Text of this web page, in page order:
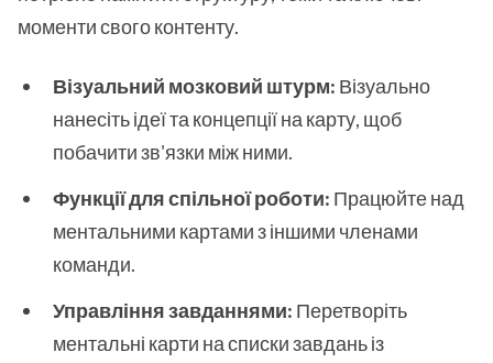
моменти свого контенту.
Візуальний мозковий штурм: Візуально
нанесіть ідеї та концепції на карту, щоб
побачити зв'язки між ними.
Функції для спільної роботи: Працюйте над
ментальними картами з іншими членами
команди.
Управління завданнями: Перетворіть
ментальні карти на списки завдань із